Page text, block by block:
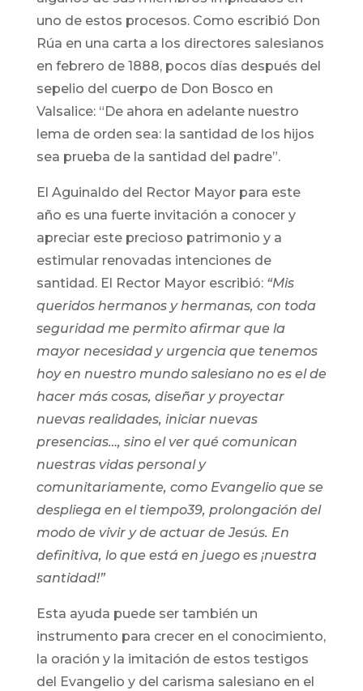
uno de estos procesos. Como escribió Don
Rúa en una carta a los directores salesianos
en febrero de 1888, pocos días después del
sepelio del cuerpo de Don Bosco en
Valsalice: “De ahora en adelante nuestro
lema de orden sea: la santidad de los hijos
sea prueba de la santidad del padre”.
El Aguinaldo del Rector Mayor para este
año es una fuerte invitación a conocer y
apreciar este precioso patrimonio y a
estimular renovadas intenciones de
santidad. El Rector Mayor escribió: “Mis
queridos hermanos y hermanas, con toda
seguridad me permito afirmar que la
mayor necesidad y urgencia que tenemos
hoy en nuestro mundo salesiano no es el de
hacer más cosas, diseñar y proyectar
nuevas realidades, iniciar nuevas
presencias…, sino el ver qué comunican
nuestras vidas personal y
comunitariamente, como Evangelio que se
despliega en el tiempo39, prolongación del
modo de vivir y de actuar de Jesús. En
definitiva, lo que está en juego es ¡nuestra
santidad!”
Esta ayuda puede ser también un
instrumento para crecer en el conocimiento,
la oración y la imitación de estos testigos
del Evangelio y del carisma salesiano en el